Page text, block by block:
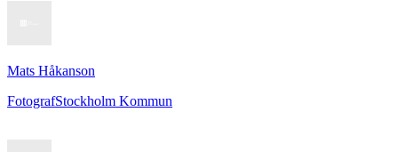
Mats Håkanson
FotografStockholm Kommun